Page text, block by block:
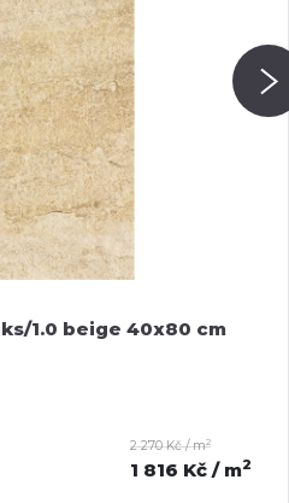
1.0 beige 40x80 cm
2 270 Kč / m2
1 816 Kč / m2